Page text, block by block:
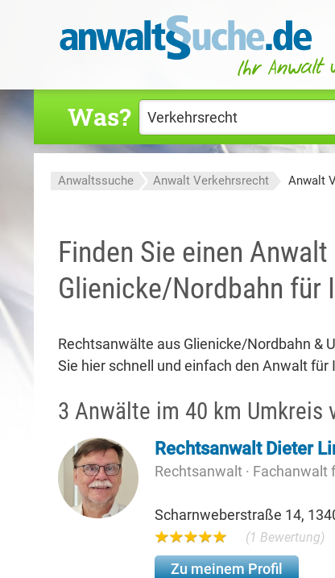
Was?
Anwaltssuche Anwalt Verkehrsrecht Anwalt
Finden Sie einen
Glienicke/Nordbahn für
Rechtsanwälte aus Glienicke/Nordbahn &
Sie hier schnell und einfach den Anwalt für
3 Anwälte im 40 km Umkreis
Rechtsanwalt Dieter
Rechtsanwalt ·
Scharnweberstraße 14,
(1 Bewertung)
Zu meinem Profil